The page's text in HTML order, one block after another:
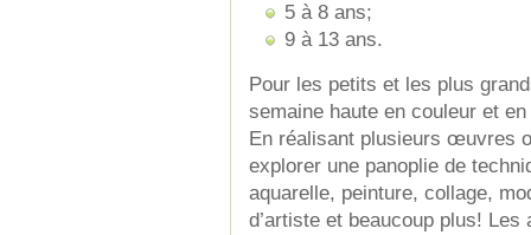
5 à 8 ans;
9 à 13 ans.
Pour les petits et les plus
semaine haute en couleur et
En réalisant plusieurs œuvres
explorer une panoplie de
aquarelle, peinture, collage,
d’artiste et beaucoup plus!